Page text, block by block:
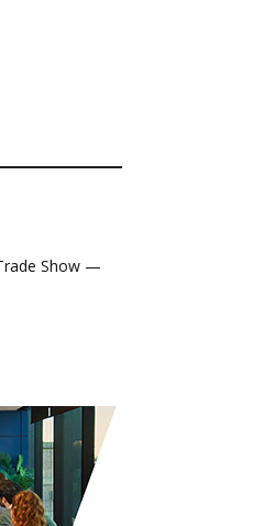
Show —